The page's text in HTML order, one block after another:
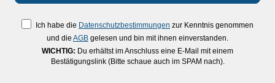
Ich habe die Datenschutzbestimmungen zur Kenntnis genommen
und die AGB gelesen und bin mit ihnen einverstanden.
WICHTIG: Du erhältst im Anschluss eine E-Mail mit einem
Bestätigungslink (Bitte schaue auch im SPAM nach).